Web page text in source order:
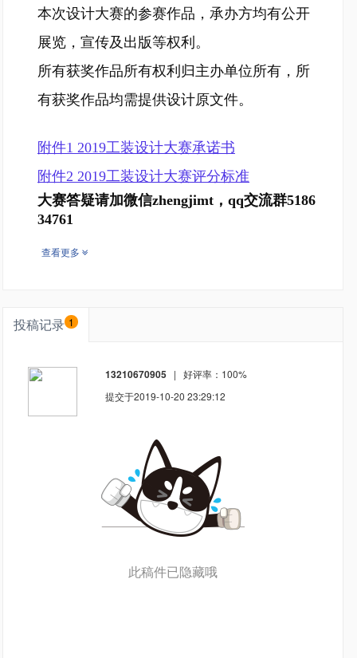
本次设计大赛的参赛作品，承办方均有公开
展览，宣传及出版等权利。
所有获奖作品所有权利归主办单位所有，所
有获奖作品均需提供设计原文件。
附件1 2019工装设计大赛承诺书
附件2 2019工装设计大赛评分标准
大赛答疑请加微信zhengjimt，qq交流群5186
34761
查看更多
投稿记录 1
13210670905| 好评率： 100%
提交于2019-10-20 23:29:12
此稿件已隐藏哦